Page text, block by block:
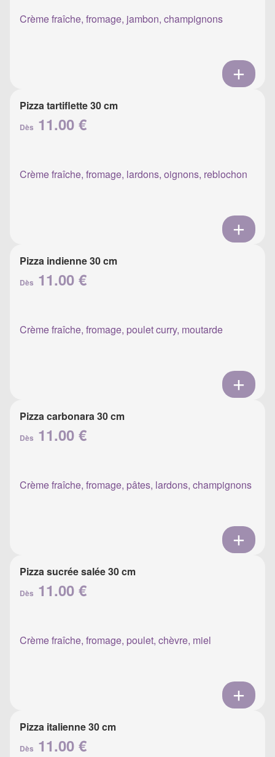
Crème fraîche, fromage, jambon, champignons
Pizza tartiflette 30 cm
Dès 11.00 €
Crème fraîche, fromage, lardons, oignons, reblochon
Pizza indienne 30 cm
Dès 11.00 €
Crème fraîche, fromage, poulet curry, moutarde
Pizza carbonara 30 cm
Dès 11.00 €
Crème fraîche, fromage, pâtes, lardons, champignons
Pizza sucrée salée 30 cm
Dès 11.00 €
Crème fraîche, fromage, poulet, chèvre, miel
Pizza italienne 30 cm
Dès 11.00 €